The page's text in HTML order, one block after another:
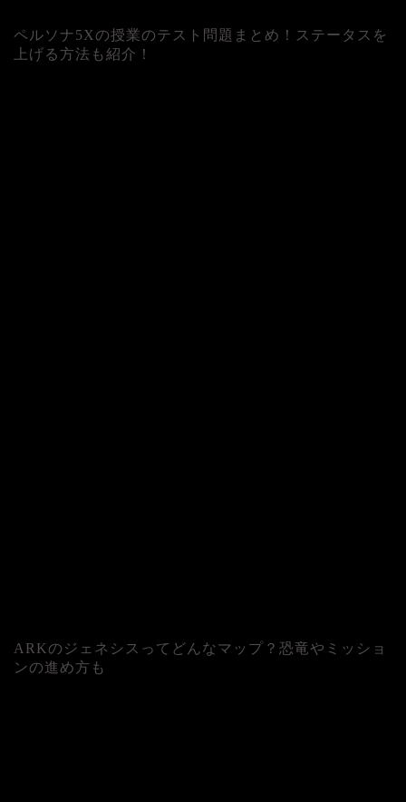
ペルソナ5Xの授業のテスト問題まとめ！ステータスを
上げる方法も紹介！
ARKのジェネシスってどんなマップ？恐竜やミッショ
ンの進め方も